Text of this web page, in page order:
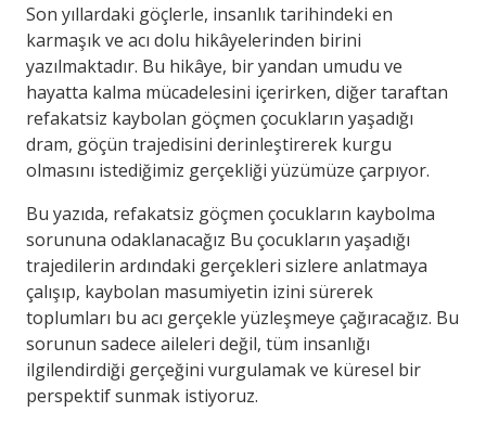
Son yıllardaki göçlerle, insanlık tarihindeki en
karmaşık ve acı dolu hikâyelerinden birini
yazılmaktadır. Bu hikâye, bir yandan umudu ve
hayatta kalma mücadelesini içerirken, diğer taraftan
refakatsiz kaybolan göçmen çocukların yaşadığı
dram, göçün trajedisini derinleştirerek kurgu
olmasını istediğimiz gerçekliği yüzümüze çarpıyor.
Bu yazıda, refakatsiz göçmen çocukların kaybolma
sorununa odaklanacağız Bu çocukların yaşadığı
trajedilerin ardındaki gerçekleri sizlere anlatmaya
çalışıp, kaybolan masumiyetin izini sürerek
toplumları bu acı gerçekle yüzleşmeye çağıracağız. Bu
sorunun sadece aileleri değil, tüm insanlığı
ilgilendirdiği gerçeğini vurgulamak ve küresel bir
perspektif sunmak istiyoruz.